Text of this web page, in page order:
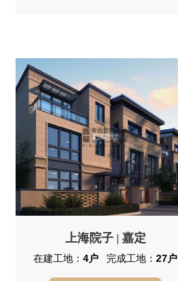
里中心组成。保利天琴宇住宅分为高层
跃层宽邸与联院住宅。 保利天琴宇是近
距湖泊项目，项目不远处是上海首座水
景剧场——保利大剧院，以及五星级酒
店凯悦酒店，湖畔配备了会所区和图书
馆。
上海院子| 嘉定
在建工地：4户 完成工地：27户